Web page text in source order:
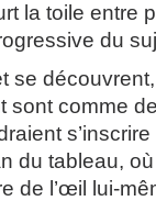
la toile entre
du
se
sont comme
du tableau,
de l’œil lui-